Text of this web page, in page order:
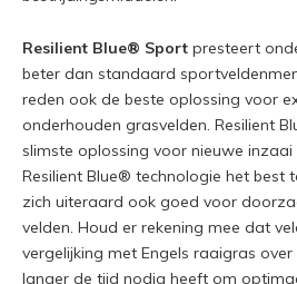
Resilient Blue® Sport presteert
beter dan standaard
reden ook de beste oplossing voor
onderhouden grasvelden. Resilient
slimste oplossing voor nieuwe
Resilient Blue® technologie het best
zich uiteraard ook goed voor
velden. Houd er rekening mee dat
vergelijking met Engels raaigras
langer de tijd nodig heeft om